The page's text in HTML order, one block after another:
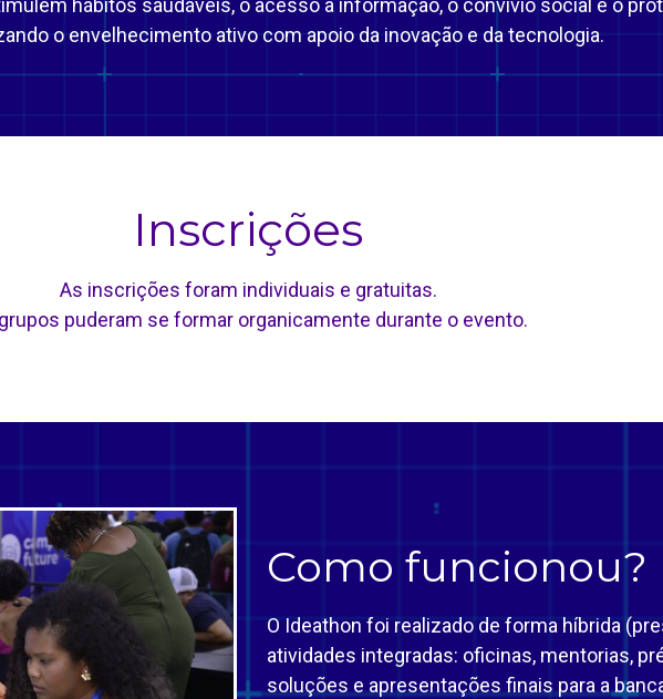
o envelhecimento ativo com apoio da inovação e da tecnologia.
Inscrições
As inscrições foram individuais e gratuitas.
puderam se formar organicamente durante o evento.
Como funcionou?
O Ideathon foi realizado de forma híbrida
atividades integradas: oficinas, mentorias,
soluções e apresentações finais para a